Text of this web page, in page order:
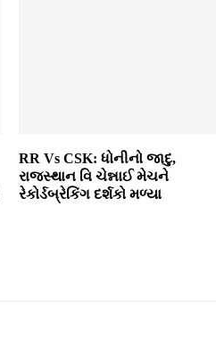
RR Vs CSK: ધોનીનો જાદુ,
રાજસ્થાન વિ ચેન્નાઈ મેચને
રેકોર્ડબ્રેકિંગ દર્શકો મળ્યા